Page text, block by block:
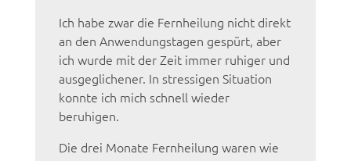
Ich habe zwar die Fernheilung nicht direkt
an den Anwendungstagen gespürt, aber
ich wurde mit der Zeit immer ruhiger und
ausgeglichener. In stressigen Situation
konnte ich mich schnell wieder
beruhigen.
Die drei Monate Fernheilung waren wie